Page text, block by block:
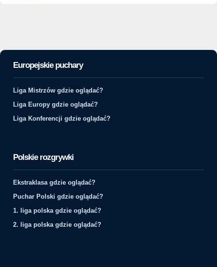
Europejskie puchary
Liga Mistrzów gdzie oglądać?
Liga Europy gdzie oglądać?
Liga Konferencji gdzie oglądać?
Polskie rozgrywki
Ekstraklasa gdzie oglądać?
Puchar Polski gdzie oglądać?
1. liga polska gdzie oglądać?
2. liga polska gdzie oglądać?